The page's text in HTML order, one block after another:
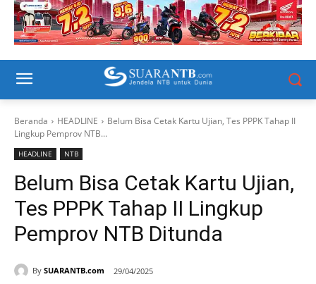
Beranda HEADLINE
Belum Bisa Cetak Kartu Ujian, Tes PPPK Tahap II
Lingkup Pemprov NTB...
HEADLINE NTB
Belum Bisa Cetak Kartu Ujian,
Tes PPPK Tahap II Lingkup
Pemprov NTB Ditunda
By SUARANTB.com 29/04/2025